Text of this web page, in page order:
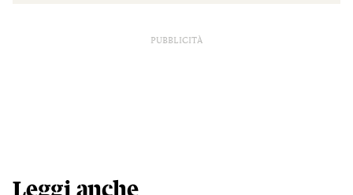
PUBBLICITÀ
Leggi anche